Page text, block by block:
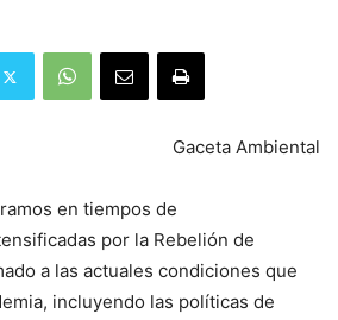
Gaceta Ambiental
en tiempos de
por la Rebelión de
a las actuales condiciones que
incluyendo las políticas de